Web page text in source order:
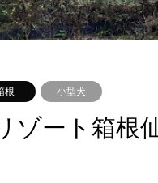
根 小型犬
ゾート箱根